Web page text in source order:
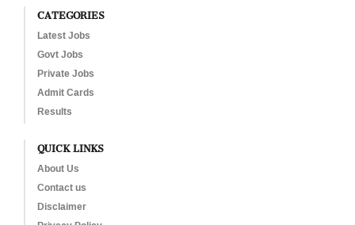
CATEGORIES
Latest Jobs
Govt Jobs
Private Jobs
Admit Cards
Results
QUICK LINKS
About Us
Contact us
Disclaimer